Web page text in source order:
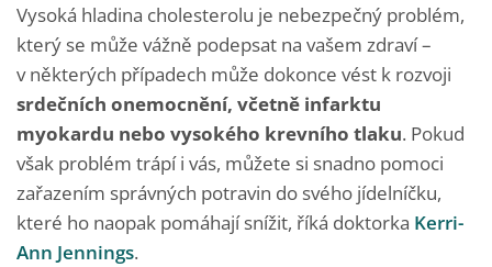
Vysoká hladina cholesterolu je nebezpečný problém,
který se může vážně podepsat na vašem zdraví –
v některých případech může dokonce vést k rozvoji
srdečních onemocnění, včetně infarktu
myokardu nebo vysokého krevního tlaku. Pokud
však problém trápí i vás, můžete si snadno pomoci
zařazením správných potravin do svého jídelníčku,
které ho naopak pomáhají snížit, říká doktorka Kerri-
Ann Jennings.